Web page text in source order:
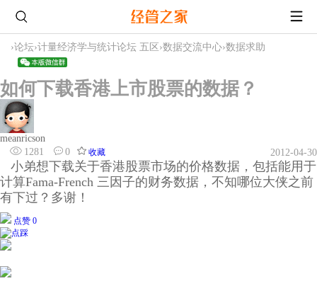
›论坛›计量经济学与统计论坛 五区 ›数据交流中心›数据求助
如何下载香港上市股票的数据？
meanricson
1281
0 收藏 2012-04-30
小弟想下载关于香港股票市场的价格数据，包括能用于
计算Fama-French 三因子的财务数据，不知哪位大侠之前
有下过？多谢！
点赞 0